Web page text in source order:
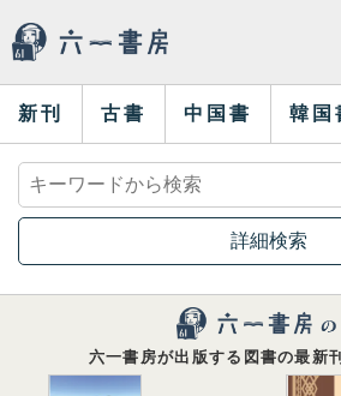
新刊 古書 中国書 韓国
詳細検索
六一書房が出版する図書の最新